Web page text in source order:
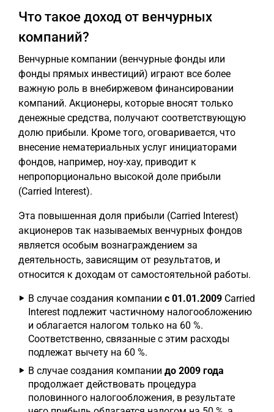
Что такое доход от венчурных
компаний?
Венчурные компании (венчурные фонды или
фонды прямых инвестиций) играют все более
важную роль в внебиржевом финансировании
компаний. Акционеры, которые вносят только
денежные средства, получают соответствующую
долю прибыли. Кроме того, оговаривается, что
внесение нематериальных услуг инициаторами
фондов, например, ноу-хау, приводит к
непропорционально высокой доле прибыли
(Carried Interest).
Эта повышенная доля прибыли (Carried Interest)
акционеров так называемых венчурных фондов
является особым вознаграждением за
деятельность, зависящим от результатов, и
относится к доходам от самостоятельной работы.
В случае создания компании с 01.01.2009 Carried
Interest подлежит частичному налогообложению
и облагается налогом только на 60 %.
Соответственно, связанные с этим расходы
подлежат вычету на 60 %.
В случае создания компании до 2009 года
продолжает действовать процедура
половинного налогообложения, в результате